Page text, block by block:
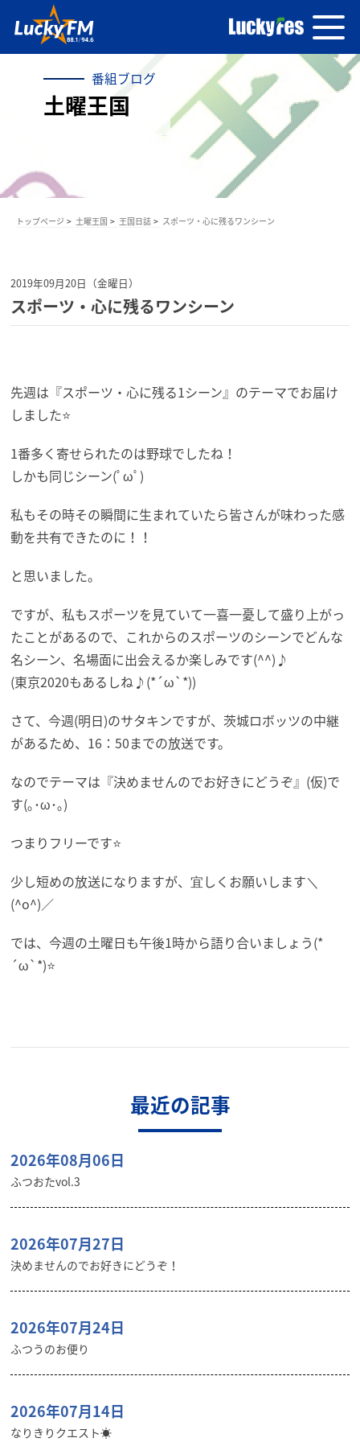
番組ブログ
土曜王国
トップページ 土曜王国 王国日誌 スポーツ・心に残るワンシーン
2019年09月20日（金曜日）
スポーツ・心に残るワンシーン
先週は『スポーツ・心に残る1シーン』のテーマでお届け
しました⭐️
1番多く寄せられたのは野球でしたね！
しかも同じシーン(ﾟωﾟ)
私もその時その瞬間に生まれていたら皆さんが味わった感
動を共有できたのに！！
と思いました。
ですが、私もスポーツを見ていて一喜一憂して盛り上がっ
たことがあるので、これからのスポーツのシーンでどんな
名シーン、名場面に出会えるか楽しみです(^^)♪
(東京2020もあるしね♪(*´ω`*))
さて、今週(明日)のサタキンですが、茨城ロボッツの中継
があるため、16：50までの放送です。
なのでテーマは『決めませんのでお好きにどうぞ』(仮)で
す(｡･ω･｡)
つまりフリーです⭐️
少し短めの放送になりますが、宜しくお願いします＼
(^o^)／
では、今週の土曜日も午後1時から語り合いましょう(*
´ω`*)⭐️
最近の記事
2026年08月06日
ふつおたvol.3
2026年07月27日
決めませんのでお好きにどうぞ！
2026年07月24日
ふつうのお便り
2026年07月14日
なりきりクエスト☀️